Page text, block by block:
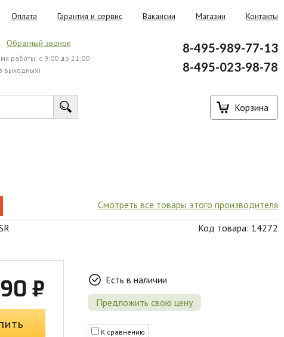
Оплата Гарантия и сервис Вакансии Магазин Контакты
Обратный звонок
работы: с 9:00 до 21:00
выходных)
8-495-989-77-13
8-495-023-98-78
Корзина
Смотреть все товары этого производителя
Код товара: 14272
₽
Есть в наличии
Предложить свою цену
К сравнению